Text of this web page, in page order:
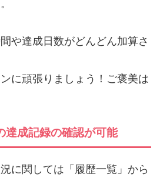
や達成日数がどんどん加算さ
に頑張りましょう！ご褒美は
達成記録の確認が可能
に関しては「履歴一覧」から